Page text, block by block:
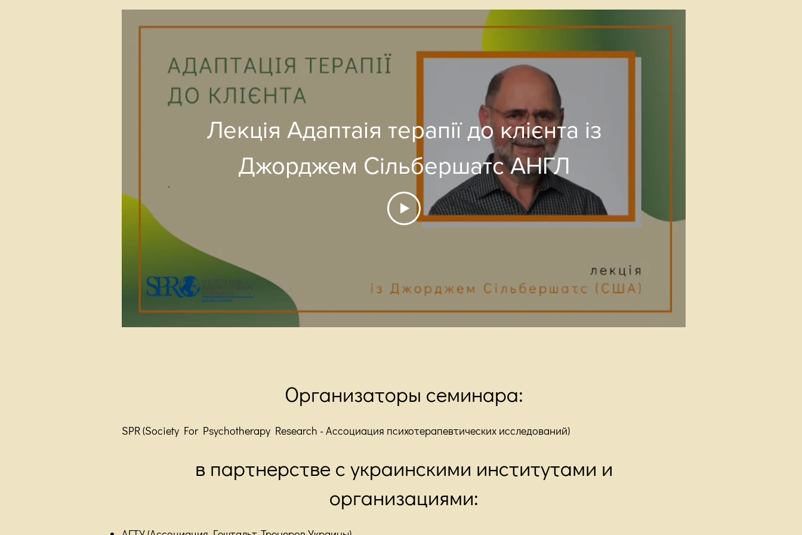
Лекція Адаптаія терапії до клієнта із
Джорджем Сільбершатс АНГЛ
Организаторы семинара:
SPR (Society For Psychotherapy Research - Ассоциация психотерапевтических исследований)
в партнерстве с украинскими институтами и
организациями: